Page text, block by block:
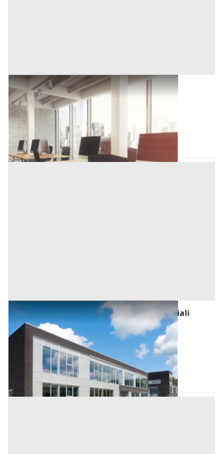
Ufficio all'asta a Padova
Vigonza
Offerta minima
123.000 € 164.000 €
Codice asta: BN569066
Asta chiusa
Fabbricati Costruiti per Esigenze Commerciali
all'asta a Padova
(Padova)
Offerta minima
132.375 € 176.500 €
Codice asta:02d7ea4f
Asta chiusa